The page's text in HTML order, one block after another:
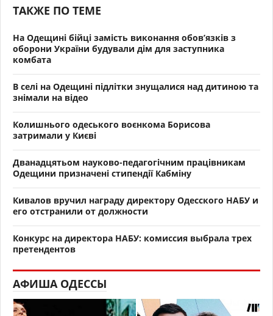
ТАКЖЕ ПО ТЕМЕ
На Одещині бійці замість виконання обов’язків з
оборони України будували дім для заступника
комбата
В селі на Одещині підлітки знущалися над дитиною та
знімали на відео
Колишнього одеського воєнкома Борисова
затримали у Києві
Дванадцятьом науково-педагогічним працівникам
Одещини призначені стипендії Кабміну
Кивалов вручил награду директору Одесского НАБУ и
его отстранили от должности
Конкурс на директора НАБУ: комиссия выбрала трех
претендентов
АФИША ОДЕССЫ